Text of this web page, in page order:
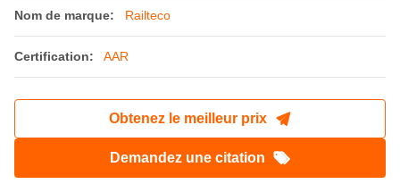
Nom de marque: Railteco
Certification: AAR
Obtenez le meilleur prix
Demandez une citation